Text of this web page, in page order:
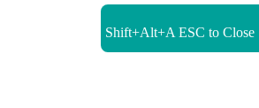
Shift+Alt+A ESC to Close